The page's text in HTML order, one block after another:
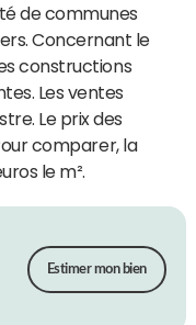
de communes
Concernant le
constructions
Les ventes
Le prix des
comparer, la
le m².
Estimer mon bien